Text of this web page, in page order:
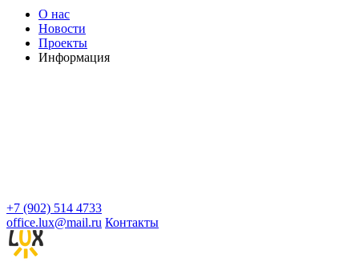
О нас
Новости
Проекты
Информация
+7 (902) 514 4733
office.lux@mail.ru Контакты